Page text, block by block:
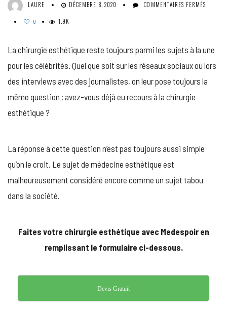
LAURE DÉCEMBRE 8, 2020 COMMENTAIRES FERMÉS
EU
0 1.9K
La chirurgie esthétique reste toujours parmi les sujets à la une
pour les célébrités. Quel que soit sur les réseaux sociaux ou lors
des interviews avec des journalistes, on leur pose toujours la
même question : avez-vous déjà eu recours à la chirurgie
esthétique ?
La réponse à cette question n’est pas toujours aussi simple
qu’on le croit. Le sujet de médecine esthétique est
malheureusement considéré encore comme un sujet tabou
dans la société.
Faites votre chirurgie esthétique avec Medespoir en
remplissant le formulaire ci-dessous.
Devis Gratuit